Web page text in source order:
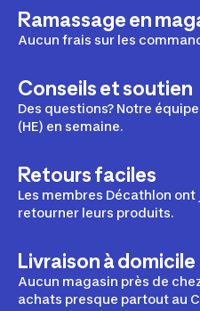
Ramassage en
Aucun frais sur les
Conseils et soutien
Des questions? Notre
(HE) en semaine.
Retours faciles
Les membres Décathlon
retourner leurs produits.
Livraison à domicile
Aucun magasin près de
achats presque partout au